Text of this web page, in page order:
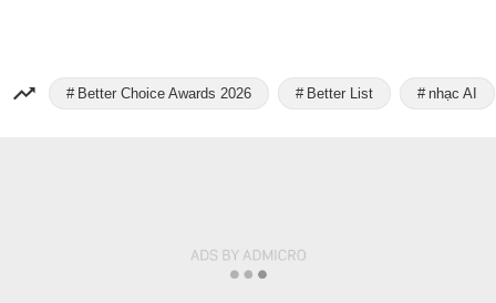
Better Choice Awards 2026 Better List nhạc AI